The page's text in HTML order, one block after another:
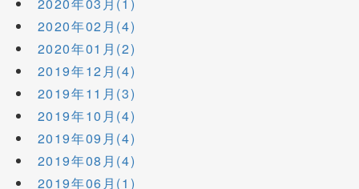
2020年02月(4)
2020年01月(2)
2019年12月(4)
2019年11月(3)
2019年10月(4)
2019年09月(4)
2019年08月(4)
2019年06月(1)